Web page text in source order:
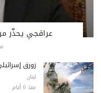
عراقجي يحذّر
زورق
لبنان
منذ 6 أيام